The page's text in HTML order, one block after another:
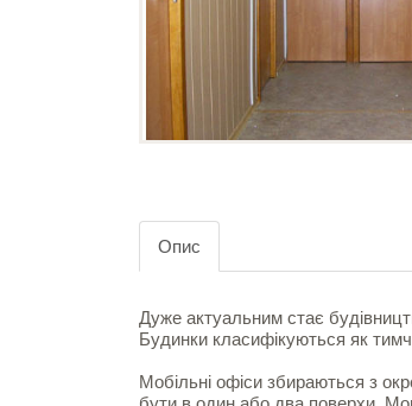
Опис
Дуже актуальним стає
Будинки класифікуються як
Мобільні офіси збираються з